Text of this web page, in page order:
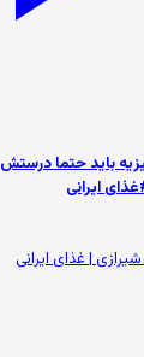
باید حتما درستش
ایرانی